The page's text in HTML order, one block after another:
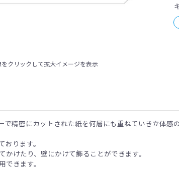
をクリックして拡大イメージを表示
で精密にカットされた紙を何層にも重ねていき立体感
ります。
けたり、壁にかけて飾ることができます。
きます。